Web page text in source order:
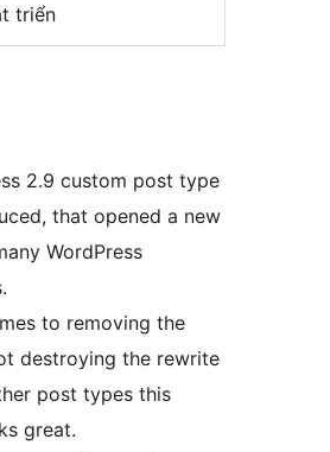
triển
2.9 custom post type
that opened a new
WordPress
to removing the
destroying the rewrite
post types this
great.